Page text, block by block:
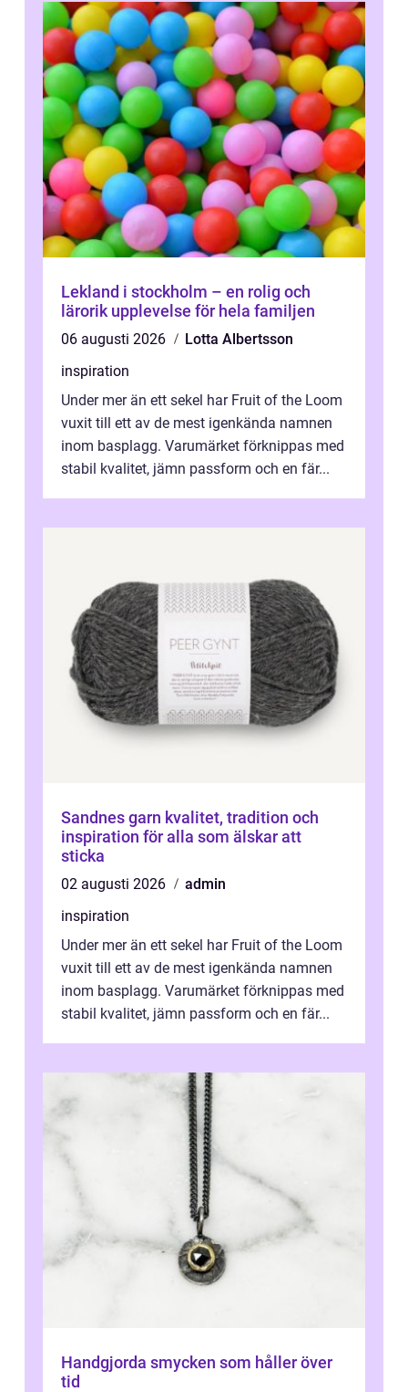
Lekland i stockholm – en rolig och
lärorik upplevelse för hela familjen
06 augusti 2026
Lotta Albertsson
inspiration
Under mer än ett sekel har Fruit of the Loom
vuxit till ett av de mest igenkända namnen
inom basplagg. Varumärket förknippas med
stabil kvalitet, jämn passform och en fär...
Sandnes garn kvalitet, tradition och
inspiration för alla som älskar att
sticka
02 augusti 2026
admin
inspiration
Under mer än ett sekel har Fruit of the Loom
vuxit till ett av de mest igenkända namnen
inom basplagg. Varumärket förknippas med
stabil kvalitet, jämn passform och en fär...
Handgjorda smycken som håller över
tid